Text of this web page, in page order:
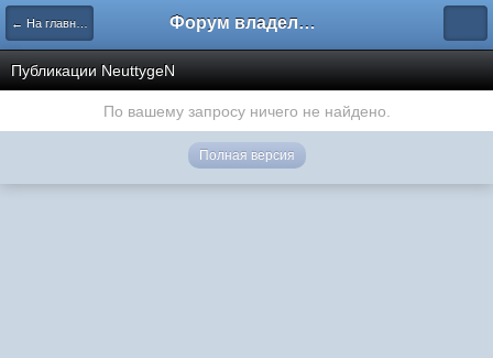
← На главную Форум владельцев интернет-магазинов
Публикации NeuttygeN
По вашему запросу ничего не найдено.
Полная версия